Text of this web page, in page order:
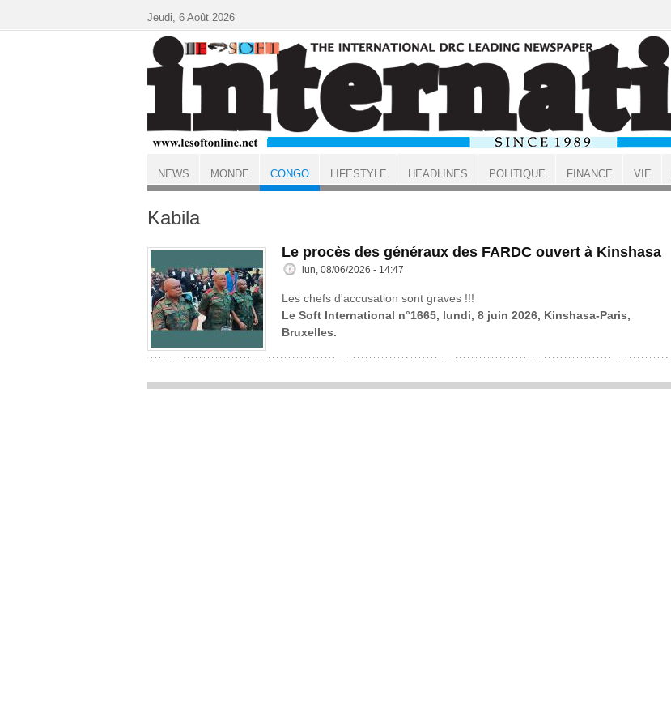
ACCUEIL CONGO
Kabila
Le procès des généraux des FARDC ouvert à Kinshasa
lun, 08/06/2026 - 14:47
Les chefs d'accusation sont graves !!!
Le Soft International n°1665, lundi, 8 juin 2026, Kinshasa-Paris,
Bruxelles.
Jeudi, 6 Août 2026
NEWS MONDE CONGO LIFESTYLE HEADLINES POLITIQUE FINANCE VIE